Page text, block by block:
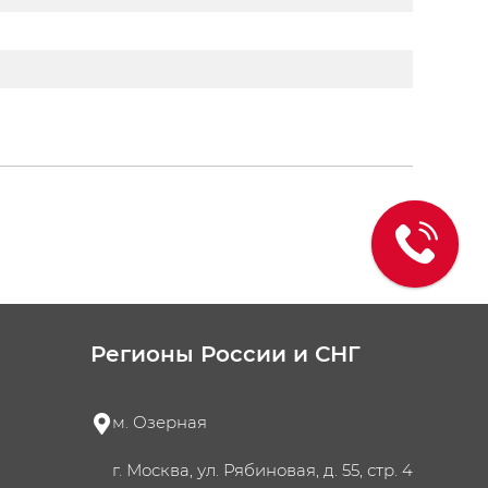
Регионы России и СНГ
м. Озерная
г. Москва, ул. Рябиновая, д. 55, стр. 4